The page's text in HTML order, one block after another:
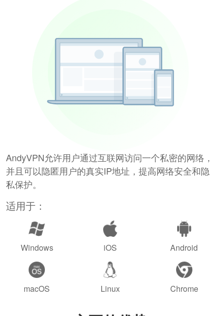
AndyVPN允许用户通过互联网访问一个私密的网络，
并且可以隐匿用户的真实IP地址，提高网络安全和隐
私保护。
适用于：
Windows iOS Android
macOS Linux Chrome